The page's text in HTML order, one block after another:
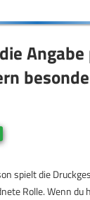
spielt die
Rolle. Wenn du